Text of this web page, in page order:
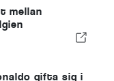
mellan
gifta sig i